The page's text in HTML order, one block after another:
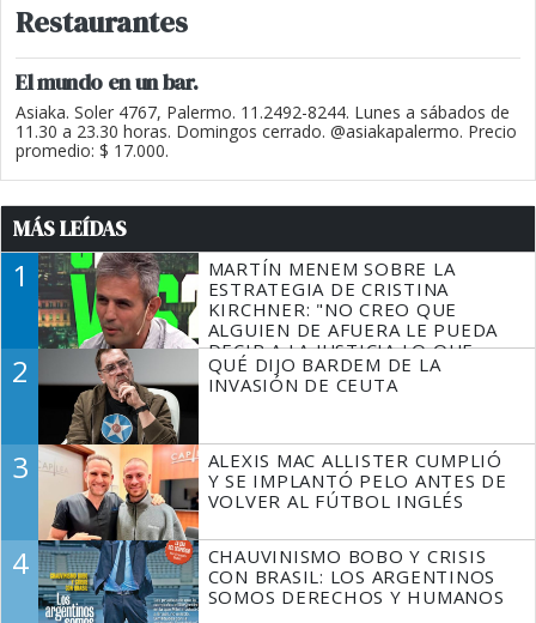
Restaurantes
El mundo en un bar.
Asiaka. Soler 4767, Palermo. 11.2492-8244. Lunes a sábados de
11.30 a 23.30 horas. Domingos cerrado. @asiakapalermo. Precio
promedio: $ 17.000.
MÁS LEÍDAS
1
MARTÍN MENEM SOBRE LA
ESTRATEGIA DE CRISTINA
KIRCHNER: "NO CREO QUE
ALGUIEN DE AFUERA LE PUEDA
DECIR A LA JUSTICIA LO QUE
TIENE QUE HACER"
2
QUÉ DIJO BARDEM DE LA
INVASIÓN DE CEUTA
3
ALEXIS MAC ALLISTER CUMPLIÓ
Y SE IMPLANTÓ PELO ANTES DE
VOLVER AL FÚTBOL INGLÉS
4
CHAUVINISMO BOBO Y CRISIS
CON BRASIL: LOS ARGENTINOS
SOMOS DERECHOS Y HUMANOS